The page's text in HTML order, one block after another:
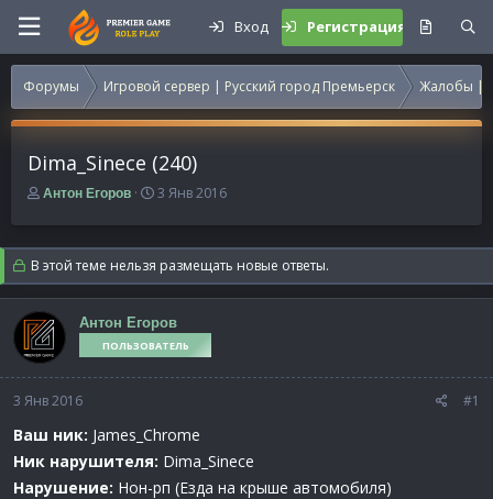
Вход Регистрация
Форумы Игровой сервер | Русский город Премьерск Жалобы |
Dima_Sinece (240)
А
т
о
р
т
е
м
ы
Антон Егоров
Д
т
а
н
а
а
л
3 Янв 2016
В этой теме нельзя размещать новые ответы.
Антон Егоров
ПОЛЬЗОВАТЕЛЬ
3 Янв 2016 #1
Ваш ник: James_Chrome
Ник нарушителя: Dima_Sinece
Нарушение: Нон-рп (Езда на крыше автомобиля)